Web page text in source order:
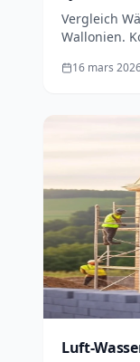
Vergleich
Wallonien.
16 mars
Luft-